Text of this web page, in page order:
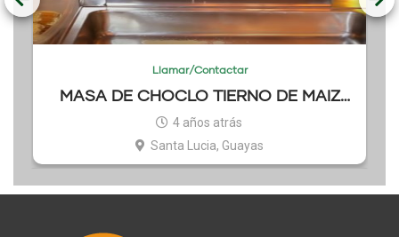
Llamar/Contactar
MASA DE CHOCLO TIERNO DE MAIZ
AMARILLO
4 años atrás
Santa Lucia, Guayas